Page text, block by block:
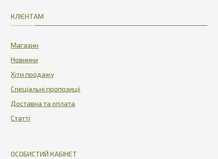
КЛІЄНТАМ
Магазин
Новинки
Хіти продажу
Спеціальні пропозиції
Доставка та оплата
Статті
ОСОБИСТИЙ КАБІНЕТ